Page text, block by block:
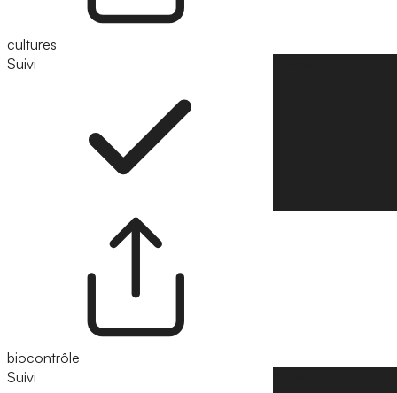
cultures
Suivi
biocontrôle
Suivi